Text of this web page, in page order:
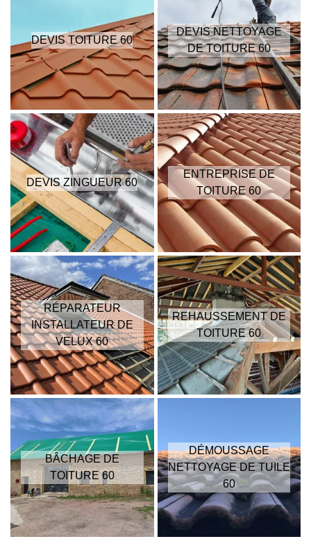
DEVIS TOITURE 60
DEVIS NETTOYAGE
DE TOITURE 60
DEVIS ZINGUEUR 60
ENTREPRISE DE
TOITURE 60
RÉPARATEUR
INSTALLATEUR DE
VELUX 60
REHAUSSEMENT DE
TOITURE 60
BÂCHAGE DE
TOITURE 60
DÉMOUSSAGE
NETTOYAGE DE TUILE
60